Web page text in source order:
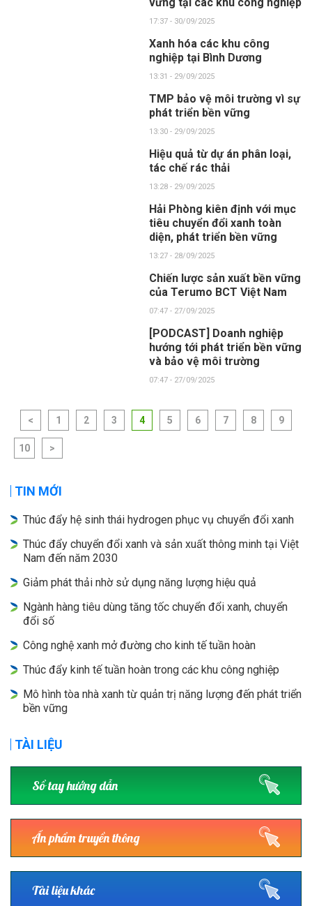
17:37 - 30/09/2025
Xanh hóa các khu công
nghiệp tại Bình Dương
13:31 - 29/09/2025
TMP bảo vệ môi trường vì sự
phát triển bền vững
13:30 - 29/09/2025
Hiệu quả từ dự án phân loại,
tác chế rác thải
13:28 - 29/09/2025
Hải Phòng kiên định với mục
tiêu chuyển đổi xanh toàn
diện, phát triển bền vững
13:27 - 28/09/2025
Chiến lược sản xuất bền vững
của Terumo BCT Việt Nam
07:47 - 27/09/2025
[PODCAST] Doanh nghiệp
hướng tới phát triển bền vững
và bảo vệ môi trường
07:47 - 27/09/2025
< 1 2 3 4 5 6 7 8 9
10 >
TIN MỚI
Thúc đẩy hệ sinh thái hydrogen phục vụ chuyển đổi xanh
Thúc đẩy chuyển đổi xanh và sản xuất thông minh tại Việt
Nam đến năm 2030
Giảm phát thải nhờ sử dụng năng lượng hiệu quả
Ngành hàng tiêu dùng tăng tốc chuyển đổi xanh, chuyển
đổi số
Công nghệ xanh mở đường cho kinh tế tuần hoàn
Thúc đẩy kinh tế tuần hoàn trong các khu công nghiệp
Mô hình tòa nhà xanh từ quản trị năng lượng đến phát triển
bền vững
TÀI LIỆU
Sổ tay hướng dẫn
Ấn phẩm truyền thông
Tài liệu khác